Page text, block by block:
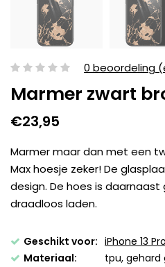
0 beoordeling
Marmer zwart
€23,95
Marmer maar dan met een
Max hoesje zeker! De
design. De hoes is daarnaast
draadloos laden.
Geschikt voor: iPhone 13
Materiaal:
tpu, gehard